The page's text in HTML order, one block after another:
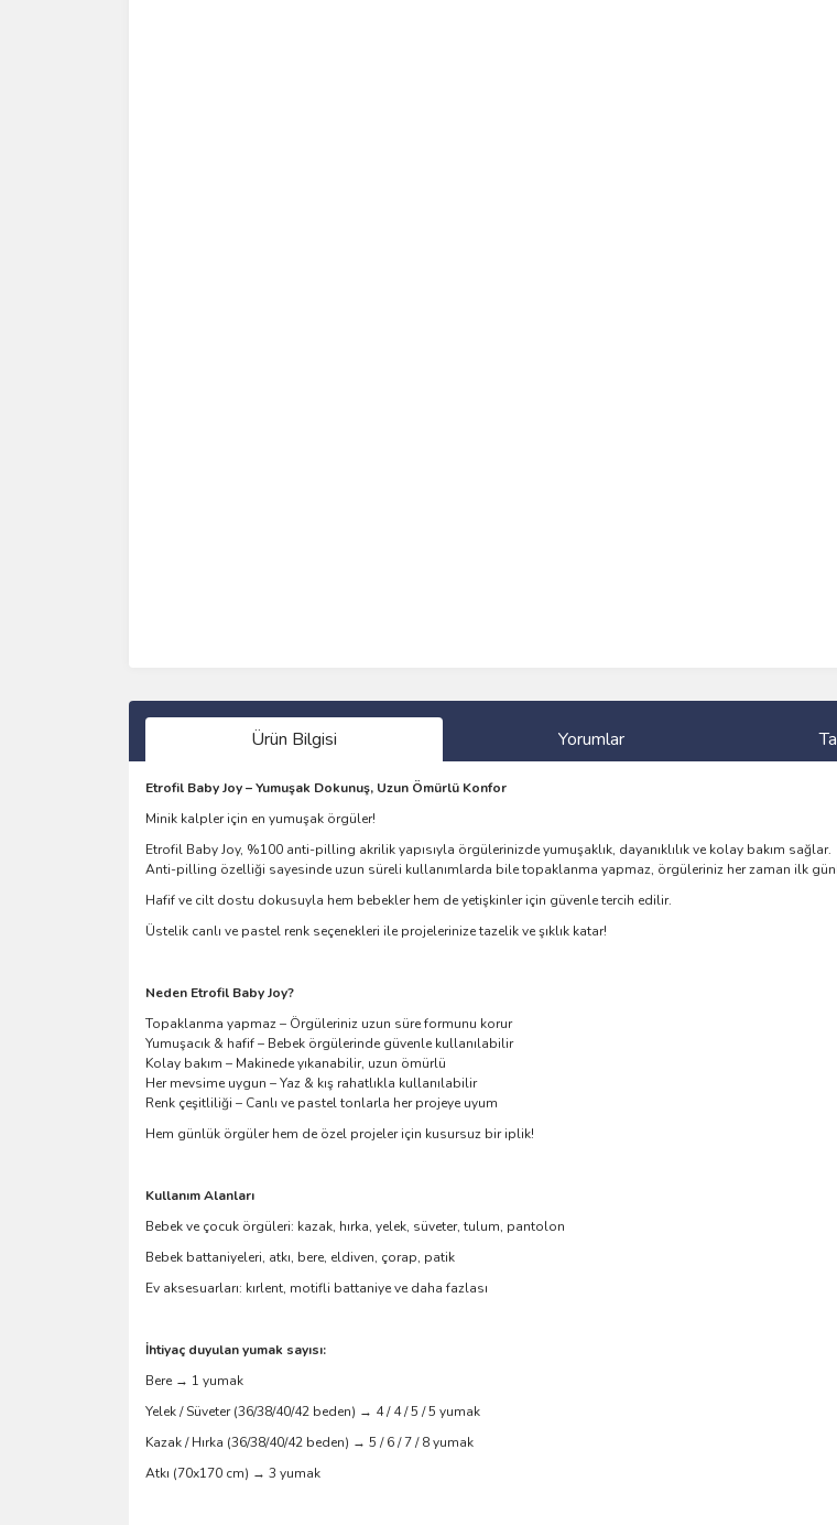
Ürün Bilgisi Yorumlar
Etrofil Baby Joy – Yumuşak Dokunuş, Uzun Ömürlü Konfor
Minik kalpler için en yumuşak örgüler!
Etrofil Baby Joy, %100 anti-pilling akrilik yapısıyla örgülerinizde yumuşaklık, dayanıklılık ve kolay bakım sağlar.
Anti-pilling özelliği sayesinde uzun süreli kullanımlarda bile topaklanma yapmaz, örgüleriniz her zaman ilk
Hafif ve cilt dostu dokusuyla hem bebekler hem de yetişkinler için güvenle tercih edilir.
Üstelik canlı ve pastel renk seçenekleri ile projelerinize tazelik ve şıklık katar!
Neden Etrofil Baby Joy?
Topaklanma yapmaz – Örgüleriniz uzun süre formunu korur
Yumuşacık & hafif – Bebek örgülerinde güvenle kullanılabilir
Kolay bakım – Makinede yıkanabilir, uzun ömürlü
Her mevsime uygun – Yaz & kış rahatlıkla kullanılabilir
Renk çeşitliliği – Canlı ve pastel tonlarla her projeye uyum
Hem günlük örgüler hem de özel projeler için kusursuz bir iplik!
Kullanım Alanları
Bebek ve çocuk örgüleri: kazak, hırka, yelek, süveter, tulum, pantolon
Bebek battaniyeleri, atkı, bere, eldiven, çorap, patik
Ev aksesuarları: kırlent, motifli battaniye ve daha fazlası
İhtiyaç duyulan yumak sayısı:
Bere → 1 yumak
Yelek / Süveter (36/38/40/42 beden) → 4 / 4 / 5 / 5 yumak
Kazak / Hırka (36/38/40/42 beden) → 5 / 6 / 7 / 8 yumak
Atkı (70x170 cm) → 3 yumak